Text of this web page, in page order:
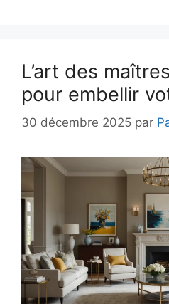
L’art des
pour embellir
30 décembre 2025 par